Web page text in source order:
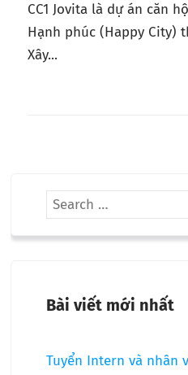
CC1 Jovita là dự án căn
Hạnh phúc (Happy City)
Xây...
Bài viết mới nhất
Tuyển Intern và nhân